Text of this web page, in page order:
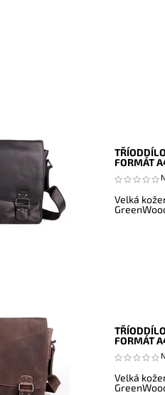
FORMÁT
Velká
FORMÁT
Velká